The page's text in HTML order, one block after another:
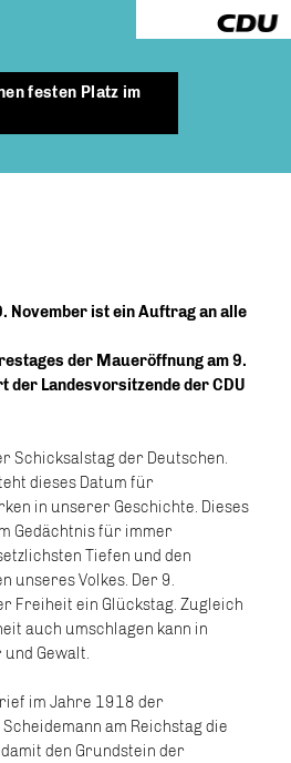
festen Platz im
November ist ein Auftrag an alle
der Maueröffnung am 9.
der Landesvorsitzende der CDU
Schicksalstag der Deutschen.
dieses Datum für
in unserer Geschichte. Dieses
Gedächtnis für immer
Tiefen und den
unseres Volkes. Der 9.
Freiheit ein Glückstag. Zugleich
auch umschlagen kann in
Gewalt.
im Jahre 1918 der
am Reichstag die
den Grundstein der